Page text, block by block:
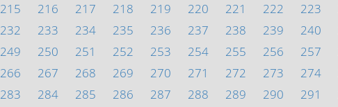
215 216 217 218 219 220 221 222 223
232 233 234 235 236 237 238 239 240
249 250 251 252 253 254 255 256 257
266 267 268 269 270 271 272 273 274
283 284 285 286 287 288 289 290 291